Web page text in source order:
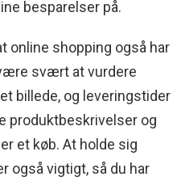
besparelser på.
online shopping også har
svært at vurdere
billede, og leveringstider
produktbeskrivelser og
et køb. At holde sig
også vigtigt, så du har